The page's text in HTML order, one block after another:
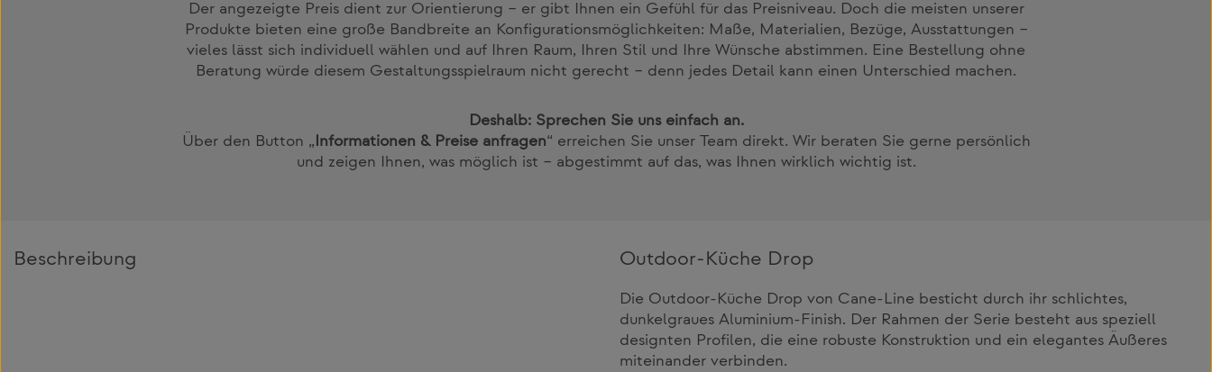
Der angezeigte Preis dient zur Orientierung – er gibt Ihnen ein Gefühl für das Preisniveau. Doch die meisten unserer
Produkte bieten eine große Bandbreite an Konfigurationsmöglichkeiten: Maße, Materialien, Bezüge, Ausstattungen –
vieles lässt sich individuell wählen und auf Ihren Raum, Ihren Stil und Ihre Wünsche abstimmen. Eine Bestellung ohne
Beratung würde diesem Gestaltungsspielraum nicht gerecht – denn jedes Detail kann einen Unterschied machen.
Deshalb: Sprechen Sie uns einfach an.
Über den Button „ Informationen & Preise anfragen“ erreichen Sie unser Team direkt. Wir beraten Sie gerne persönlich
und zeigen Ihnen, was möglich ist – abgestimmt auf das, was Ihnen wirklich wichtig ist.
Beschreibung Outdoor-Küche Drop
Die Outdoor-Küche Drop von Cane-Line besticht durch ihr schlichtes,
dunkelgraues Aluminium-Finish. Der Rahmen der Serie besteht aus speziell
designten Profilen, die eine robuste Konstruktion und ein elegantes Äußeres
miteinander verbinden.